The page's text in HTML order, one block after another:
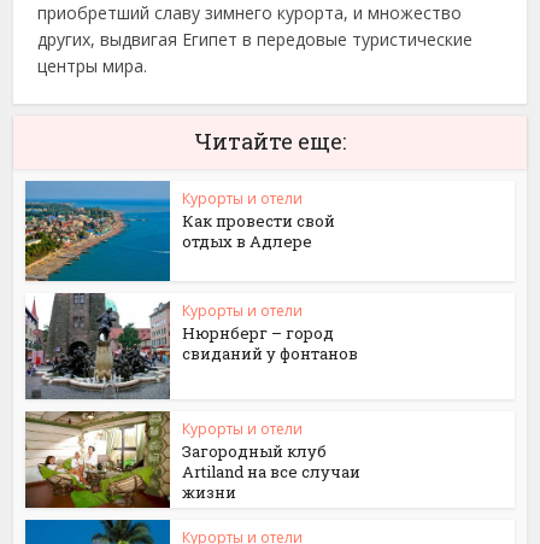
приобретший славу зимнего курорта, и множество
других, выдвигая Египет в передовые туристические
центры мира.
Читайте еще:
Курорты и отели
Как провести свой
отдых в Адлере
Курорты и отели
Нюрнберг – город
свиданий у фонтанов
Курорты и отели
Загородный клуб
Artiland на все случаи
жизни
Курорты и отели